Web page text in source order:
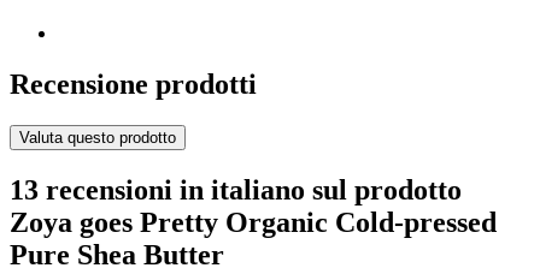
Recensione prodotti
Valuta questo prodotto
13 recensioni in italiano sul prodotto
Zoya goes Pretty Organic Cold-pressed
Pure Shea Butter